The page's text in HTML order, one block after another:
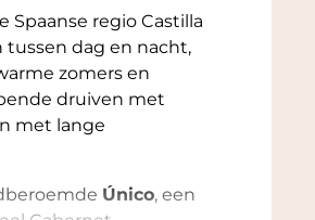
Spaanse regio Castilla
dag en nacht,
zomers en
druiven met
met lange
Único, een